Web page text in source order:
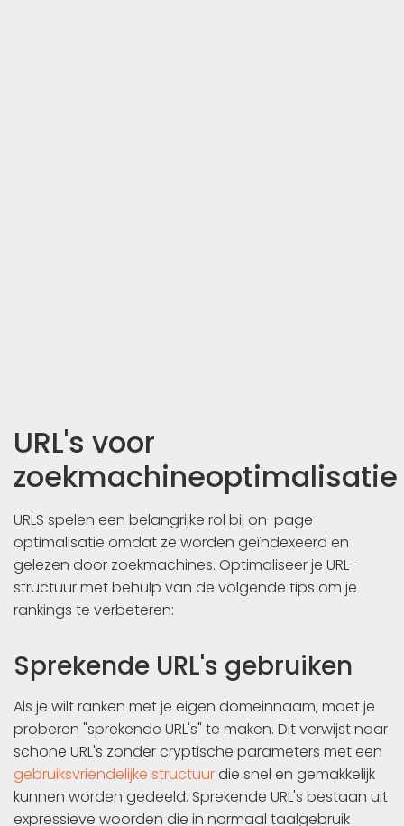
URL's voor
zoekmachineoptimalisatie
URLS spelen een belangrijke rol bij on-page
optimalisatie omdat ze worden geïndexeerd en
gelezen door zoekmachines. Optimaliseer je URL-
structuur met behulp van de volgende tips om je
rankings te verbeteren:
Sprekende URL's gebruiken
Als je wilt ranken met je eigen domeinnaam, moet je
proberen "sprekende URL's" te maken. Dit verwijst naar
schone URL's zonder cryptische parameters met een
gebruiksvriendelijke structuurdie snel en gemakkelijk
kunnen worden gedeeld. Sprekende URL's bestaan uit
expressieve woorden die in normaal taalgebruik